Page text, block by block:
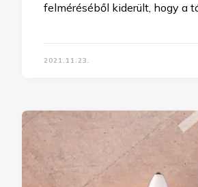
felméréséből kiderült, hogy a
2021.11.23.